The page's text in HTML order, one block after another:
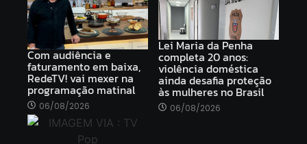
Com audiência e
faturamento em baixa,
RedeTV! vai mexer na
programação matinal
06/08/2026
Lei Maria da Penha
completa 20 anos:
violência doméstica
ainda desafia proteção
às mulheres no Brasil
06/08/2026